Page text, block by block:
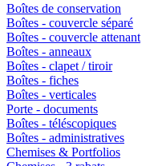
Boîtes de conservation
Boîtes - couvercle séparé
Boîtes - couvercle attenant
Boîtes - anneaux
Boîtes - clapet / tiroir
Boîtes - fiches
Boîtes - verticales
Porte - documents
Boîtes - téléscopiques
Boîtes - administratives
Chemises & Portfolios